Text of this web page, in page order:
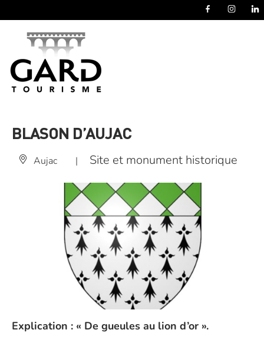
BLASON D’AUJAC
Aujac | Site et monument historique
Explication : « De gueules au lion d’or ».